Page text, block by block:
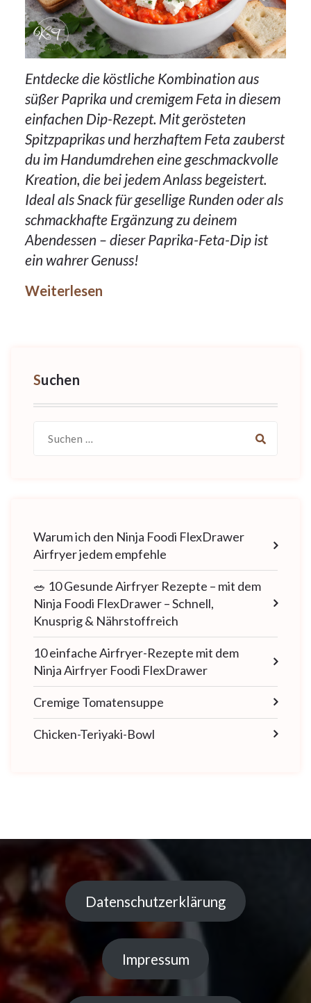
Entdecke die köstliche Kombination aus
süßer Paprika und cremigem Feta in diesem
einfachen Dip-Rezept. Mit gerösteten
Spitzpaprikas und herzhaftem Feta zauberst
du im Handumdrehen eine geschmackvolle
Kreation, die bei jedem Anlass begeistert.
Ideal als Snack für gesellige Runden oder als
schmackhafte Ergänzung zu deinem
Abendessen – dieser Paprika-Feta-Dip ist
ein wahrer Genuss!
Weiterlesen
Suchen
nach:
Warum ich den Ninja Foodi FlexDrawer
Airfryer jedem empfehle
🥗 10 Gesunde Airfryer Rezepte – mit dem
Ninja Foodi FlexDrawer – Schnell,
Knusprig & Nährstoffreich
10 einfache Airfryer-Rezepte mit dem
Ninja Airfryer Foodi FlexDrawer
Cremige Tomatensuppe
Chicken-Teriyaki-Bowl
Datenschutzerklärung
Impressum